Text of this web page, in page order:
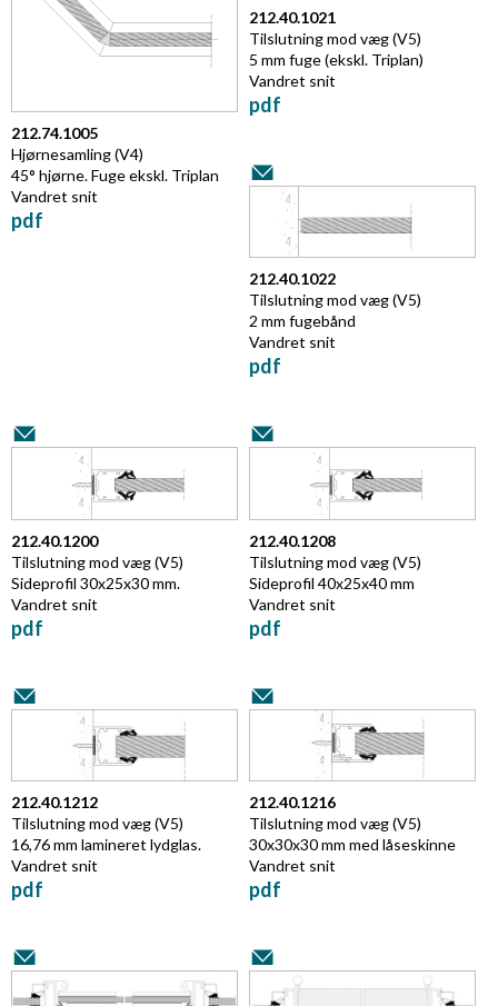
212.74.1005
Hjørnesamling (V4)
45° hjørne. Fuge ekskl. Triplan
Vandret snit
pdf
212.40.1021
Tilslutning mod væg (V5)
5 mm fuge (ekskl. Triplan)
Vandret snit
pdf
212.40.1022
Tilslutning mod væg (V5)
2 mm fugebånd
Vandret snit
pdf
212.40.1200
Tilslutning mod væg (V5)
Sideprofil 30x25x30 mm.
Vandret snit
pdf
212.40.1208
Tilslutning mod væg (V5)
Sideprofil 40x25x40 mm
Vandret snit
pdf
212.40.1212
Tilslutning mod væg (V5)
16,76 mm lamineret lydglas.
Vandret snit
pdf
212.40.1216
Tilslutning mod væg (V5)
30x30x30 mm med låseskinne
Vandret snit
pdf